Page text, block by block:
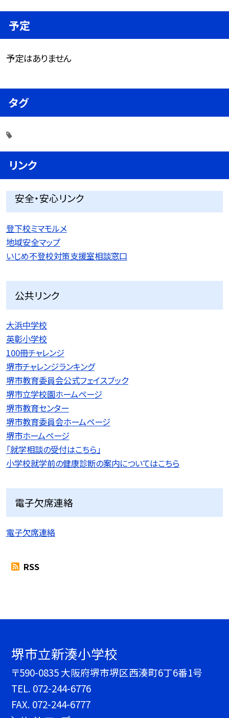
予定
予定はありません
タグ
リンク
安全・安心リンク
登下校ミマモルメ
地域安全マップ
いじめ不登校対策支援室相談窓口
公共リンク
大浜中学校
英彰小学校
100冊チャレンジ
堺市チャレンジランキング
堺市教育委員会公式フェイスブック
堺市立学校園ホームページ
堺市教育センター
堺市教育委員会ホームページ
堺市ホームページ
「就学相談の受付はこちら」
小学校就学前の健康診断の案内についてはこちら
電子欠席連絡
電子欠席連絡
RSS
堺市立新湊小学校
〒590-0835 大阪府堺市堺区西湊町6丁6番1号
TEL. 072-244-6776
FAX. 072-244-6777